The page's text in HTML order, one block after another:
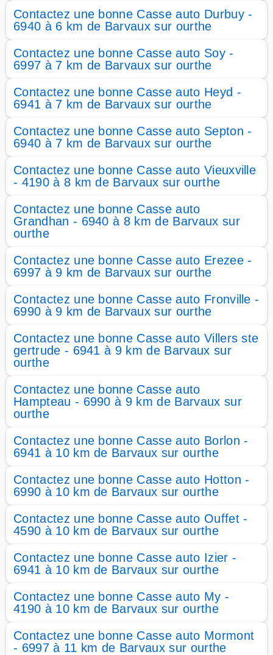
Contactez une bonne Casse auto Durbuy -
6940 à 6 km de Barvaux sur ourthe
Contactez une bonne Casse auto Soy -
6997 à 7 km de Barvaux sur ourthe
Contactez une bonne Casse auto Heyd -
6941 à 7 km de Barvaux sur ourthe
Contactez une bonne Casse auto Septon -
6940 à 7 km de Barvaux sur ourthe
Contactez une bonne Casse auto Vieuxville
- 4190 à 8 km de Barvaux sur ourthe
Contactez une bonne Casse auto
Grandhan - 6940 à 8 km de Barvaux sur
ourthe
Contactez une bonne Casse auto Erezee -
6997 à 9 km de Barvaux sur ourthe
Contactez une bonne Casse auto Fronville -
6990 à 9 km de Barvaux sur ourthe
Contactez une bonne Casse auto Villers ste
gertrude - 6941 à 9 km de Barvaux sur
ourthe
Contactez une bonne Casse auto
Hampteau - 6990 à 9 km de Barvaux sur
ourthe
Contactez une bonne Casse auto Borlon -
6941 à 10 km de Barvaux sur ourthe
Contactez une bonne Casse auto Hotton -
6990 à 10 km de Barvaux sur ourthe
Contactez une bonne Casse auto Ouffet -
4590 à 10 km de Barvaux sur ourthe
Contactez une bonne Casse auto Izier -
6941 à 10 km de Barvaux sur ourthe
Contactez une bonne Casse auto My -
4190 à 10 km de Barvaux sur ourthe
Contactez une bonne Casse auto Mormont
- 6997 à 11 km de Barvaux sur ourthe